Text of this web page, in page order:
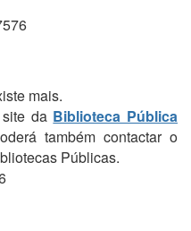
mais.
da Biblioteca Pública
também contactar o
Públicas.